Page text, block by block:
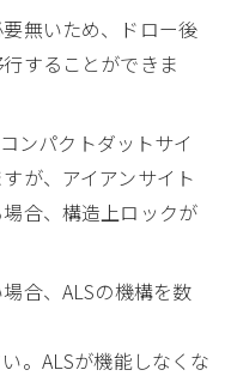
無いため、ドロー後
することができま
ンパクトダットサイ
が、アイアンサイト
合、構造上ロックが
合、ALSの機構を数
。ALSが機能しなくな